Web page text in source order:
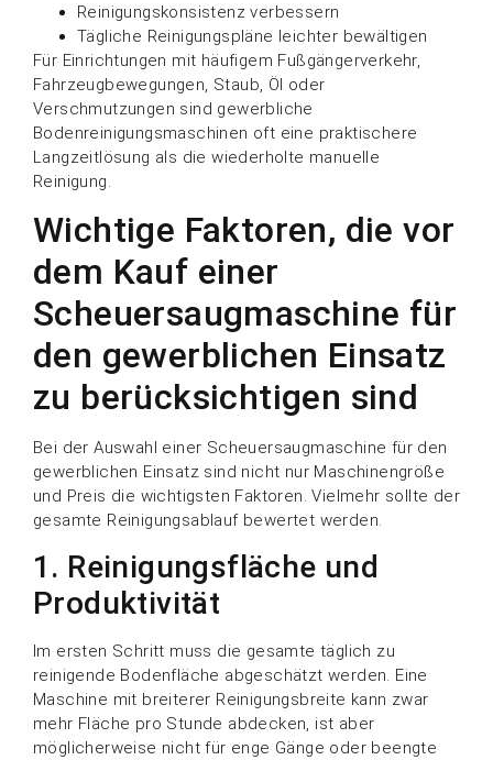
Reinigungskonsistenz verbessern
Tägliche Reinigungspläne leichter bewältigen
Für Einrichtungen mit häufigem Fußgängerverkehr,
Fahrzeugbewegungen, Staub, Öl oder
Verschmutzungen sind gewerbliche
Bodenreinigungsmaschinen oft eine praktischere
Langzeitlösung als die wiederholte manuelle
Reinigung.
Wichtige Faktoren, die vor
dem Kauf einer
Scheuersaugmaschine für
den gewerblichen Einsatz
zu berücksichtigen sind
Bei der Auswahl einer Scheuersaugmaschine für den
gewerblichen Einsatz sind nicht nur Maschinengröße
und Preis die wichtigsten Faktoren. Vielmehr sollte der
gesamte Reinigungsablauf bewertet werden.
1. Reinigungsfläche und
Produktivität
Im ersten Schritt muss die gesamte täglich zu
reinigende Bodenfläche abgeschätzt werden. Eine
Maschine mit breiterer Reinigungsbreite kann zwar
mehr Fläche pro Stunde abdecken, ist aber
möglicherweise nicht für enge Gänge oder beengte